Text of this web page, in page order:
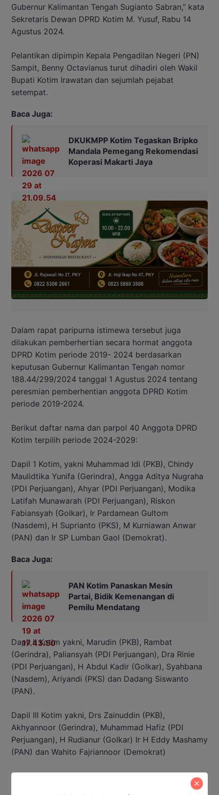
Gubernur Kalimantan Tengah Sugianto Sabran,” kata
Sekretaris Dewan DPRD Kotim M. Yusuf, Rabu 14
Agustus 2024.
Pelantikan dipimpin Kepala Pengadilan Negeri (PN)
Sampit, Benny Octavianus turut dihadiri oleh Wakil
Bupati Kotim Irawatan dan sejumlah pejabat
setempat.
Baca Juga:
DKUKMPP Kotim Tegaskan Bripko
Mandala Pemegang Rekomendasi
Koperasi Makarti Jaya
Dalam rapat paripurna istimewa tersebut juga
dilakukan pemberhertian secara hormat anggota
DPRD Kotim periode 2019- 2024 berdasarkan
keputusan Gubernur Kalimantan Tengah nomor
188.44/299/2024 tanggal 1 Agustus 2024 tentang
peresmian pemberhentian anggota DPRD Kotim
periode 2019-2024.
Berikut daftar nama dan parpol 40 Anggota DPRD
Kotim terpilih periode 2024-2029:
Dapil 1 Kotim, yakni Muhammad Idi (PKB), Chindy
Maulidtika Yunifa (Gerindra), Angga Aditya Nugraha
(PDI Perjuangan), Ahyar (PDI Perjuangan), Modika
Latifah Munawarah (PDI Perjuangan), Riskon
Fabiansyah (Golkar), Ir Pardamean Gultom
(Nasdem), H Suprianto (PKS), M Kurniawan Anwar
(PAN) dan Ir SP Lumban Gaol (Demokrat).
Baca Juga:
PAN Kotim Panaskan Mesin
Partai, Bidik Kemenangan di
Pemilu Mendatang
Dapil II Kotim yakni, Marudin (PKB), Rambat
(Gerindra), Paliansyah (PDI Perjuangan), Dra Rinie
(PDI Perjuangan), H Abdul Kadir (Golkar), Syahbana
(Nasdem), Ariyandi (PKS) dan Dadang Siswanto
(PAN).
Dapil III Kotim yakni, Drs Zainuddin (PKB),
Akhyannoor (Gerindra), Muhammad Hafiz (PDI
Perjuangan), H Rudianur (Golkar) Ir H Eddy Mashamy
(PAN) dan Wahito Fajriannoor (Demokrat)
Dapil IV Kotim yakni, Memey Wulandari (PKB),
Langkap (Gerindra), Devi (PDI Perjuangan), Parimus